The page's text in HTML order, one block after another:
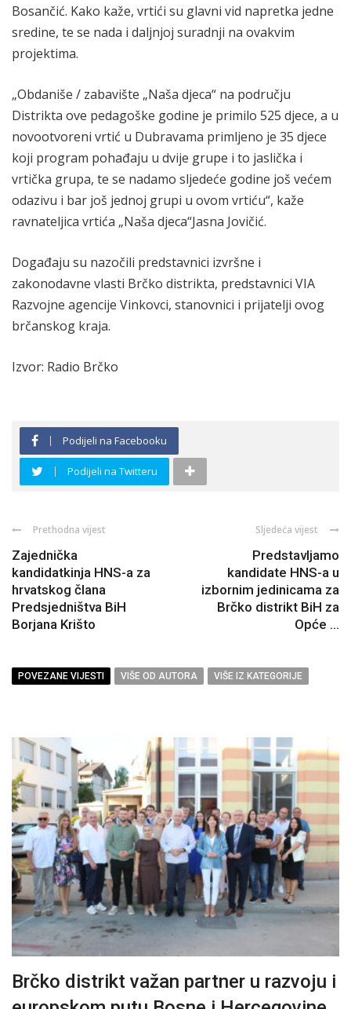
Bosančić. Kako kaže, vrtići su glavni vid napretka jedne
sredine, te se nada i daljnjoj suradnji na ovakvim
projektima.
„Obdaniše / zabavište „Naša djeca“ na području
Distrikta ove pedagoške godine je primilo 525 djece, a u
novootvoreni vrtić u Dubravama primljeno je 35 djece
koji program pohađaju u dvije grupe i to jaslička i
vrtička grupa, te se nadamo sljedeće godine još većem
odazivu i bar još jednoj grupi u ovom vrtiću“, kaže
ravnateljica vrtića „Naša djeca“Jasna Jovičić.
Događaju su nazočili predstavnici izvršne i
zakonodavne vlasti Brčko distrikta, predstavnici VIA
Razvojne agencije Vinkovci, stanovnici i prijatelji ovog
brčanskog kraja.
Izvor: Radio Brčko
Podijeli na Facebooku
Podijeli na Twitteru
Prethodna vijest
Zajednička
kandidatkinja HNS-a za
hrvatskog člana
Predsjedništva BiH
Borjana Krišto
Sljedeća vijest
Predstavljamo
kandidate HNS-a u
izbornim jedinicama za
Brčko distrikt BiH za
Opće ...
POVEZANE VIJESTI VIŠE OD AUTORA VIŠE IZ KATEGORIJE
Brčko distrikt važan partner u razvoju i